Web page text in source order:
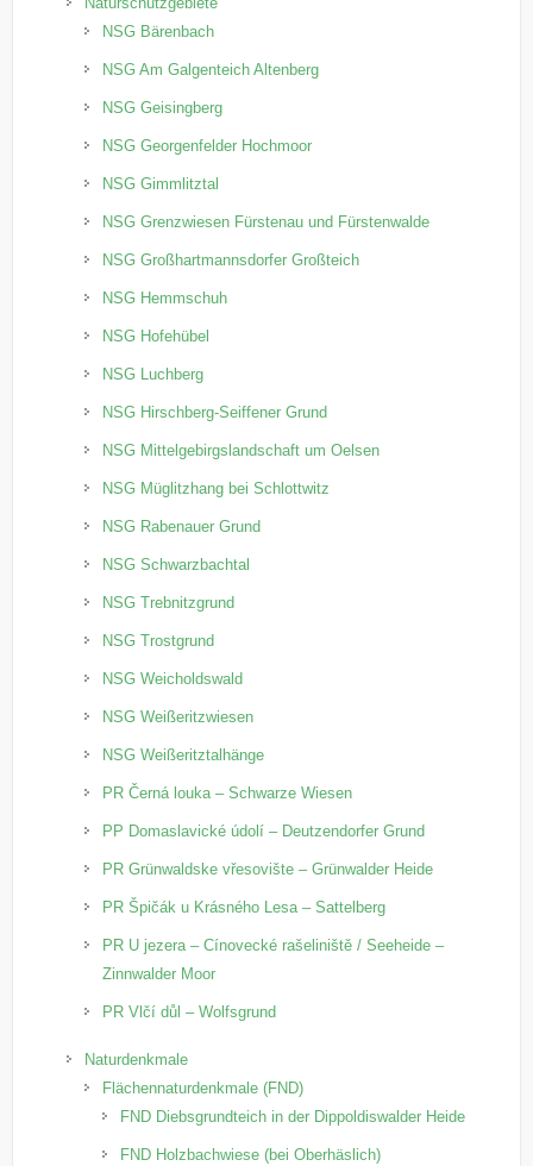
NSG Bärenbach
NSG Am Galgenteich Altenberg
NSG Geisingberg
NSG Georgenfelder Hochmoor
NSG Gimmlitztal
NSG Grenzwiesen Fürstenau und Fürstenwalde
NSG Großhartmannsdorfer Großteich
NSG Hemmschuh
NSG Hofehübel
NSG Luchberg
NSG Hirschberg-Seiffener Grund
NSG Mittelgebirgslandschaft um Oelsen
NSG Müglitzhang bei Schlottwitz
NSG Rabenauer Grund
NSG Schwarzbachtal
NSG Trebnitzgrund
NSG Trostgrund
NSG Weicholdswald
NSG Weißeritzwiesen
NSG Weißeritztalhänge
PR Černá louka – Schwarze Wiesen
PP Domaslavické údolí – Deutzendorfer Grund
PR Grünwaldske vřesovište – Grünwalder Heide
PR Špičák u Krásného Lesa – Sattelberg
PR U jezera – Cínovecké rašeliniště / Seeheide –
Zinnwalder Moor
PR Vlčí důl – Wolfsgrund
Naturdenkmale
Flächennaturdenkmale (FND)
FND Diebsgrundteich in der Dippoldiswalder Heide
FND Holzbachwiese (bei Oberhäslich)